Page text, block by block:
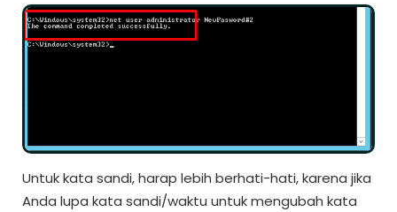
Untuk kata sandi, harap lebih berhati-hati, karena jika
Anda lupa kata sandi/waktu untuk mengubah kata